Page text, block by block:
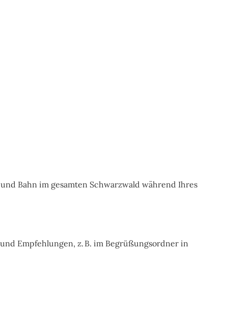
Bahn im gesamten Schwarzwald während Ihres
Empfehlungen, z. B. im Begrüßungsordner in